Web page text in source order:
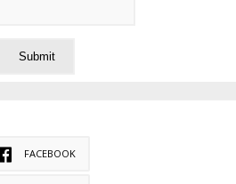
FACEBOOK